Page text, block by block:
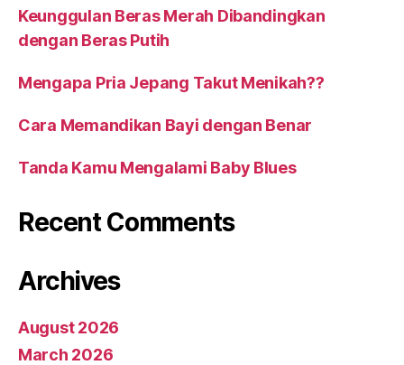
Keunggulan Beras Merah Dibandingkan
dengan Beras Putih
Mengapa Pria Jepang Takut Menikah??
Cara Memandikan Bayi dengan Benar
Tanda Kamu Mengalami Baby Blues
Recent Comments
Archives
August 2026
March 2026